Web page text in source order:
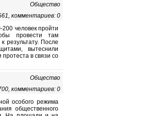
Общество
комментариев: 0
человек пройти
провести там
результату. После
вытеснили
в связи со
Общество
комментариев: 0
особого режима
общественного